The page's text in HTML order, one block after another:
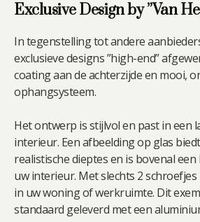
Exclusive Design by ”Van
In tegenstelling tot andere
exclusieve designs ”high-end”
coating aan de achterzijde en mooi,
ophangsysteem.
Het ontwerp is stijlvol en past in een
interieur. Een afbeelding op glas
realistische dieptes en is bovenal
uw interieur. Met slechts 2
in uw woning of werkruimte. Dit
standaard geleverd met een